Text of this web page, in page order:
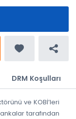
DRM Koşulları
ve KOBİ’leri
tarafından